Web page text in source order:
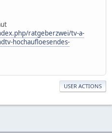
ratgeberzwei/tv-a-
hochaufloesendes-
USER ACTIONS